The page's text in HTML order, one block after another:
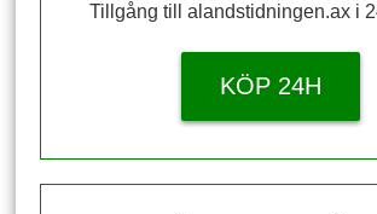
Tillgång till alandstidningen.ax i
KÖP 24H